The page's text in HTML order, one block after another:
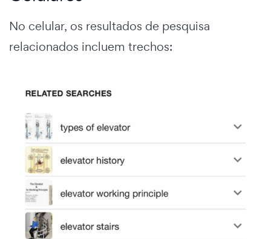
No celular, os resultados de pesquisa
relacionados incluem trechos: